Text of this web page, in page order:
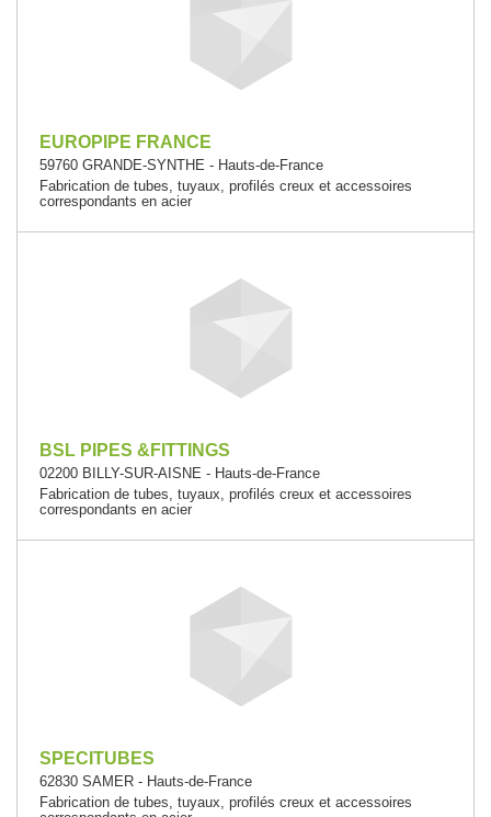
EUROPIPE FRANCE
59760 GRANDE-SYNTHE - Hauts-de-France
Fabrication de tubes, tuyaux, profilés creux et accessoires
correspondants en acier
BSL PIPES &FITTINGS
02200 BILLY-SUR-AISNE - Hauts-de-France
Fabrication de tubes, tuyaux, profilés creux et accessoires
correspondants en acier
SPECITUBES
62830 SAMER - Hauts-de-France
Fabrication de tubes, tuyaux, profilés creux et accessoires